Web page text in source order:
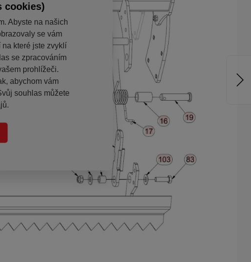
cookies)
Abyste na našich
se vám
které jste zvyklí
se zpracováním
prohlížeči.
abychom vám
souhlas můžete